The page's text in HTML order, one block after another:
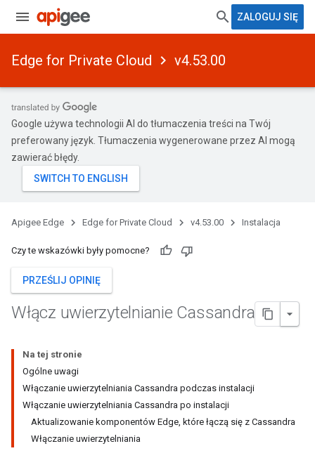
ZALOGUJ SIĘ
Edge for Private Cloud v4.53.00
Google używa technologii AI do tłumaczenia treści na Twój
preferowany język. Tłumaczenia wygenerowane przez AI mogą
zawierać błędy.
Apigee Edge Edge for Private Cloud v4.53.00 Instalacja
Czy te wskazówki były pomocne?
PRZEŚLIJ OPINIĘ
Włącz uwierzytelnianie Cassandra
Na tej stronie
Ogólne uwagi
Włączanie uwierzytelniania Cassandra podczas instalacji
Włączanie uwierzytelniania Cassandra po instalacji
Aktualizowanie komponentów Edge, które łączą się z Cassandra
Włączanie uwierzytelniania